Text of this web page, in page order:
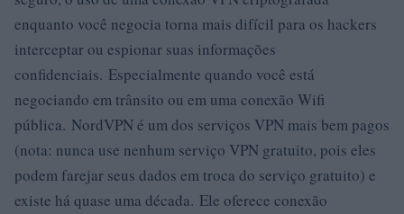
enquanto você negocia torna mais difícil para os hackers
interceptar ou espionar suas informações
confidenciais. Especialmente quando você está
negociando em trânsito ou em uma conexão Wifi
pública. NordVPN é um dos serviços VPN mais bem pagos
(nota: nunca use nenhum serviço VPN gratuito, pois eles
podem farejar seus dados em troca do serviço gratuito) e
existe há quase uma década. Ele oferece conexão